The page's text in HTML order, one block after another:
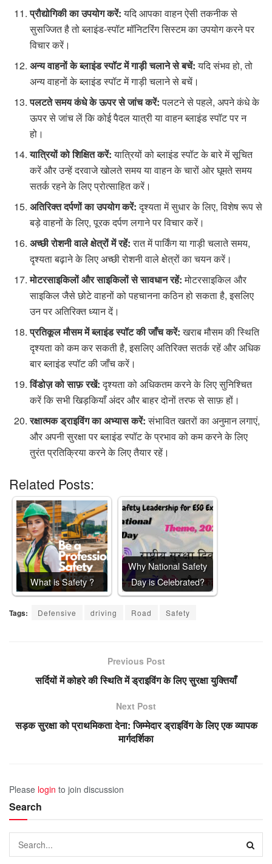
प्रौद्योगिकी का उपयोग करें:यदि आपका वाहन ऐसी तकनीक से
सुसज्जित है तो ब्लाइंड-स्पॉट मॉनिटरिंग सिस्टम का उपयोग करने पर
विचार करें।
अन्य वाहनों के ब्लाइंड स्पॉट में गाड़ी चलाने से बचें:यदि संभव हो, तो
अन्य वाहनों के ब्लाइंड स्पॉट में गाड़ी चलाने से बचें।
पलटते समय कंधे के ऊपर से जांच करें:पलटने से पहले, अपने कंधे के
ऊपर से जांच लें कि कोई पैदल यात्री या वाहन ब्लाइंड स्पॉट पर न
हो।
यात्रियों को शिक्षित करें:यात्रियों को ब्लाइंड स्पॉट के बारे में सूचित
करें और उन्हें दरवाजे खोलते समय या वाहन के चारों ओर घूमते समय
सतर्क रहने के लिए प्रोत्साहित करें।
अतिरिक्त दर्पणों का उपयोग करें:दृश्यता में सुधार के लिए, विशेष रूप से
बड़े वाहनों के लिए, पूरक दर्पण लगाने पर विचार करें।
अच्छी रोशनी वाले क्षेत्रों में रहें:रात में पार्किंग या गाड़ी चलाते समय,
दृश्यता बढ़ाने के लिए अच्छी रोशनी वाले क्षेत्रों का चयन करें।
मोटरसाइकिलों और साइकिलों से सावधान रहें:मोटरसाइकिल और
साइकिल जैसे छोटे वाहनों को पहचानना कठिन हो सकता है, इसलिए
उन पर अतिरिक्त ध्यान दें।
प्रतिकूल मौसम में ब्लाइंड स्पॉट की जाँच करें:खराब मौसम की स्थिति
दृश्यता को कम कर सकती है, इसलिए अतिरिक्त सतर्क रहें और अधिक
बार ब्लाइंड स्पॉट की जाँच करें।
विंडोज़ को साफ़ रखें:दृश्यता को अधिकतम करने के लिए सुनिश्चित
करें कि सभी खिड़कियाँ अंदर और बाहर दोनों तरफ से साफ़ हों।
रक्षात्मक ड्राइविंग का अभ्यास करें:संभावित खतरों का अनुमान लगाएं,
और अपनी सुरक्षा पर ब्लाइंड स्पॉट के प्रभाव को कम करने के लिए
तुरंत प्रतिक्रिया करने के लिए तैयार रहें।
Related Posts:
What is Safety ?
Why National Safety
Day is Celebrated?
Tags: Defensive driving Road Safety
Previous Post
सर्दियों में कोहरे की स्थिति में ड्राइविंग के लिए सुरक्षा युक्तियाँ
Next Post
सड़क सुरक्षा को प्राथमिकता देना: जिम्मेदार ड्राइविंग के लिए एक व्यापक
मार्गदर्शिका
Please login to join discussion
Search